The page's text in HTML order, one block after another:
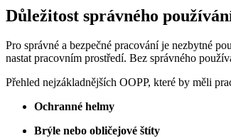
Důležitost správného
Pro správné a bezpečné pracování je nezbytné
nastat pracovním prostředí. Bez správného
Přehled nejzákladnějších OOPP, které by měli
Ochranné helmy
Brýle nebo obličejové štíty